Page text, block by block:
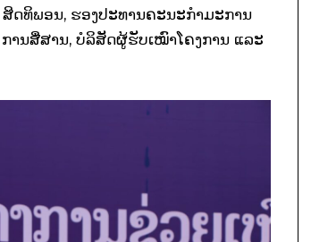
ດທິພອນ, ຮອງປະທານຄະນະກຳມະການ
ານສື່ສານ, ບໍລິສັດຜູ້ຮັບເໝົາໂຄງການ ແລະ